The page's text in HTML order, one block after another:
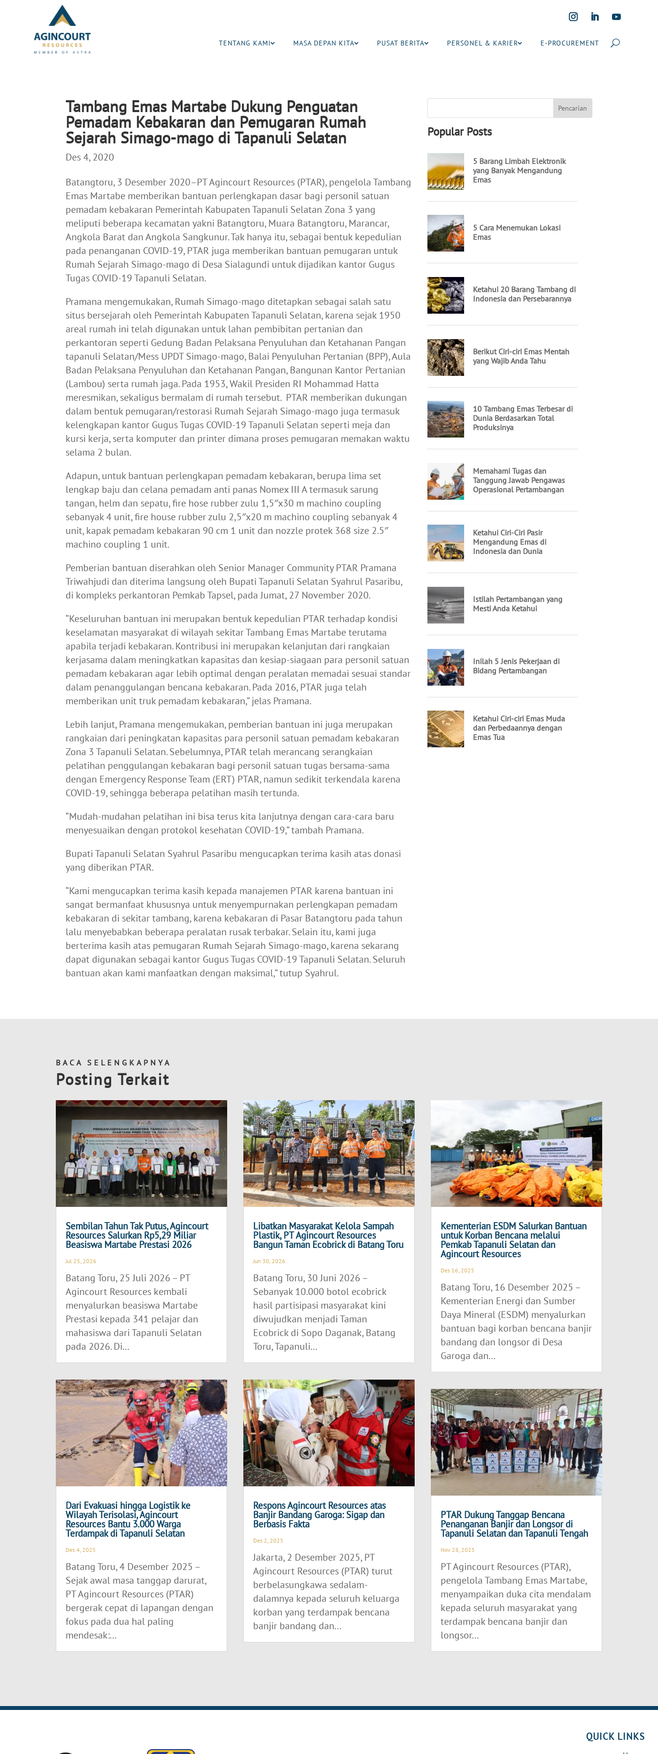
TENTANG KAMI MASA DEPAN KITA PUSAT BERITA PERSONEL & KARIER E-PROCUREMENT
Tambang Emas Martabe Dukung Penguatan
Pemadam Kebakaran dan Pemugaran Rumah
Sejarah Simago-mago di Tapanuli Selatan
Des 4, 2020
Batangtoru, 3 Desember 2020–PT Agincourt Resources (PTAR), pengelola Tambang
Emas Martabe memberikan bantuan perlengkapan dasar bagi personil satuan
pemadam kebakaran Pemerintah Kabupaten Tapanuli Selatan Zona 3 yang
meliputi beberapa kecamatan yakni Batangtoru, Muara Batangtoru, Marancar,
Angkola Barat dan Angkola Sangkunur. Tak hanya itu, sebagai bentuk kepedulian
pada penanganan COVID-19, PTAR juga memberikan bantuan pemugaran untuk
Rumah Sejarah Simago-mago di Desa Sialagundi untuk dijadikan kantor Gugus
Tugas COVID-19 Tapanuli Selatan.
Pramana mengemukakan, Rumah Simago-mago ditetapkan sebagai salah satu
situs bersejarah oleh Pemerintah Kabupaten Tapanuli Selatan, karena sejak 1950
areal rumah ini telah digunakan untuk lahan pembibitan pertanian dan
perkantoran seperti Gedung Badan Pelaksana Penyuluhan dan Ketahanan Pangan
tapanuli Selatan/Mess UPDT Simago-mago, Balai Penyuluhan Pertanian (BPP), Aula
Badan Pelaksana Penyuluhan dan Ketahanan Pangan, Bangunan Kantor Pertanian
(Lambou) serta rumah jaga. Pada 1953, Wakil Presiden RI Mohammad Hatta
meresmikan, sekaligus bermalam di rumah tersebut. PTAR memberikan dukungan
dalam bentuk pemugaran/restorasi Rumah Sejarah Simago-mago juga termasuk
kelengkapan kantor Gugus Tugas COVID-19 Tapanuli Selatan seperti meja dan
kursi kerja, serta komputer dan printer dimana proses pemugaran memakan waktu
selama 2 bulan.
Adapun, untuk bantuan perlengkapan pemadam kebakaran, berupa lima set
lengkap baju dan celana pemadam anti panas Nomex III A termasuk sarung
tangan, helm dan sepatu, fire hose rubber zulu 1,5″x30 m machino coupling
sebanyak 4 unit, fire house rubber zulu 2,5″x20 m machino coupling sebanyak 4
unit, kapak pemadam kebakaran 90 cm 1 unit dan nozzle protek 368 size 2.5″
machino coupling 1 unit.
Pemberian bantuan diserahkan oleh Senior Manager Community PTAR Pramana
Triwahjudi dan diterima langsung oleh Bupati Tapanuli Selatan Syahrul Pasaribu,
di kompleks perkantoran Pemkab Tapsel, pada Jumat, 27 November 2020.
“Keseluruhan bantuan ini merupakan bentuk kepedulian PTAR terhadap kondisi
keselamatan masyarakat di wilayah sekitar Tambang Emas Martabe terutama
apabila terjadi kebakaran. Kontribusi ini merupakan kelanjutan dari rangkaian
kerjasama dalam meningkatkan kapasitas dan kesiap-siagaan para personil satuan
pemadam kebakaran agar lebih optimal dengan peralatan memadai sesuai standar
dalam penanggulangan bencana kebakaran. Pada 2016, PTAR juga telah
memberikan unit truk pemadam kebakaran,” jelas Pramana.
Lebih lanjut, Pramana mengemukakan, pemberian bantuan ini juga merupakan
rangkaian dari peningkatan kapasitas para personil satuan pemadam kebakaran
Zona 3 Tapanuli Selatan. Sebelumnya, PTAR telah merancang serangkaian
pelatihan penggulangan kebakaran bagi personil satuan tugas bersama-sama
dengan Emergency Response Team (ERT) PTAR, namun sedikit terkendala karena
COVID-19, sehingga beberapa pelatihan masih tertunda.
“Mudah-mudahan pelatihan ini bisa terus kita lanjutnya dengan cara-cara baru
menyesuaikan dengan protokol kesehatan COVID-19,” tambah Pramana.
Bupati Tapanuli Selatan Syahrul Pasaribu mengucapkan terima kasih atas donasi
yang diberikan PTAR.
“Kami mengucapkan terima kasih kepada manajemen PTAR karena bantuan ini
sangat bermanfaat khususnya untuk menyempurnakan perlengkapan pemadam
kebakaran di sekitar tambang, karena kebakaran di Pasar Batangtoru pada tahun
lalu menyebabkan beberapa peralatan rusak terbakar. Selain itu, kami juga
berterima kasih atas pemugaran Rumah Sejarah Simago-mago, karena sekarang
dapat digunakan sebagai kantor Gugus Tugas COVID-19 Tapanuli Selatan. Seluruh
bantuan akan kami manfaatkan dengan maksimal,” tutup Syahrul.
Popular Posts
BACA SELENGKAPNYA
Posting Terkait
Sembilan Tahun Tak Putus, Agincourt
Resources Salurkan Rp5,29 Miliar
Beasiswa Martabe Prestasi 2026
Jul 25, 2026
Batang Toru, 25 Juli 2026 – PT
Agincourt Resources kembali
menyalurkan beasiswa Martabe
Prestasi kepada 341 pelajar dan
mahasiswa dari Tapanuli Selatan
pada 2026. Di...
Dari Evakuasi hingga Logistik ke
Wilayah Terisolasi, Agincourt
Resources Bantu 3.000 Warga
Terdampak di Tapanuli Selatan
Des 4, 2025
Batang Toru, 4 Desember 2025 –
Sejak awal masa tanggap darurat,
PT Agincourt Resources (PTAR)
bergerak cepat di lapangan dengan
fokus pada dua hal paling
mendesak:...
Libatkan Masyarakat Kelola Sampah
Plastik, PT Agincourt Resources
Bangun Taman Ecobrick di Batang Toru
Jun 30, 2026
Batang Toru, 30 Juni 2026 –
Sebanyak 10.000 botol ecobrick
hasil partisipasi masyarakat kini
diwujudkan menjadi Taman
Ecobrick di Sopo Daganak, Batang
Toru, Tapanuli...
Respons Agincourt Resources atas
Banjir Bandang Garoga: Sigap dan
Berbasis Fakta
Des 2, 2025
Jakarta, 2 Desember 2025, PT
Agincourt Resources (PTAR) turut
berbelasungkawa sedalam-
dalamnya kepada seluruh keluarga
korban yang terdampak bencana
banjir bandang dan...
Kementerian ESDM Salurkan Bantuan
untuk Korban Bencana melalui
Pemkab Tapanuli Selatan dan
Agincourt Resources
Des 16, 2025
Batang Toru, 16 Desember 2025 –
Kementerian Energi dan Sumber
Daya Mineral (ESDM) menyalurkan
bantuan bagi korban bencana banjir
bandang dan longsor di Desa
Garoga dan...
PTAR Dukung Tanggap Bencana
Penanganan Banjir dan Longsor di
Tapanuli Selatan dan Tapanuli Tengah
Nov 28, 2025
PT Agincourt Resources (PTAR),
pengelola Tambang Emas Martabe,
menyampaikan duka cita mendalam
kepada seluruh masyarakat yang
terdampak bencana banjir dan
longsor...
QUICK LINKS